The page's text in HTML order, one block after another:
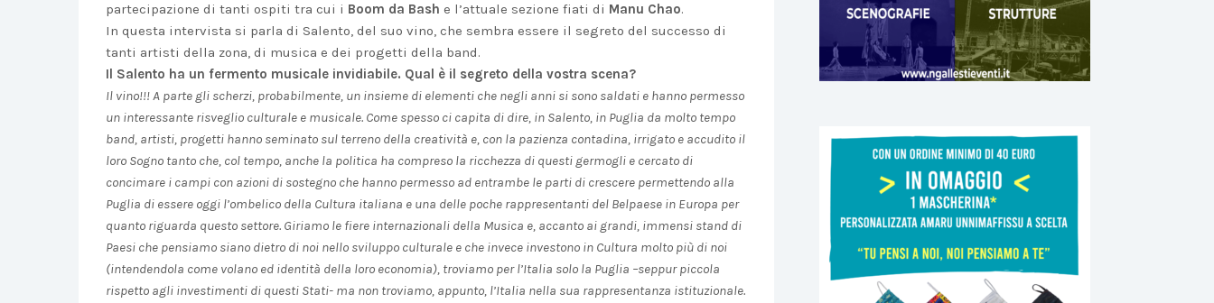
partecipazione di tanti ospiti tra cui i Boom da Bash e l’attuale sezione fiati di Manu Chao.
In questa intervista si parla di Salento, del suo vino, che sembra essere il segreto del successo di
tanti artisti della zona, di musica e dei progetti della band.
Il Salento ha un fermento musicale invidiabile. Qual è il segreto della vostra scena?
Il vino!!! A parte gli scherzi, probabilmente, un insieme di elementi che negli anni si sono saldati e hanno permesso
un interessante risveglio culturale e musicale. Come spesso ci capita di dire, in Salento, in Puglia da molto tempo
band, artisti, progetti hanno seminato sul terreno della creatività e, con la pazienza contadina, irrigato e accudito il
loro Sogno tanto che, col tempo, anche la politica ha compreso la ricchezza di questi germogli e cercato di
concimare i campi con azioni di sostegno che hanno permesso ad entrambe le parti di crescere permettendo alla
Puglia di essere oggi l’ombelico della Cultura italiana e una delle poche rappresentanti del Belpaese in Europa per
quanto riguarda questo settore. Giriamo le fiere internazionali della Musica e, accanto ai grandi, immensi stand di
Paesi che pensiamo siano dietro di noi nello sviluppo culturale e che invece investono in Cultura molto più di noi
(intendendola come volano ed identità della loro economia), troviamo per l’Italia solo la Puglia –seppur piccola
rispetto agli investimenti di questi Stati- ma non troviamo, appunto, l’Italia nella sua rappresentanza istituzionale.